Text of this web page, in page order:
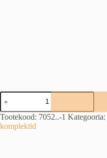
TUNDRA
talvine
BlindTech
Forest
komplekt,
Tootekood: 7052..-1 Kategooria:
komplektid